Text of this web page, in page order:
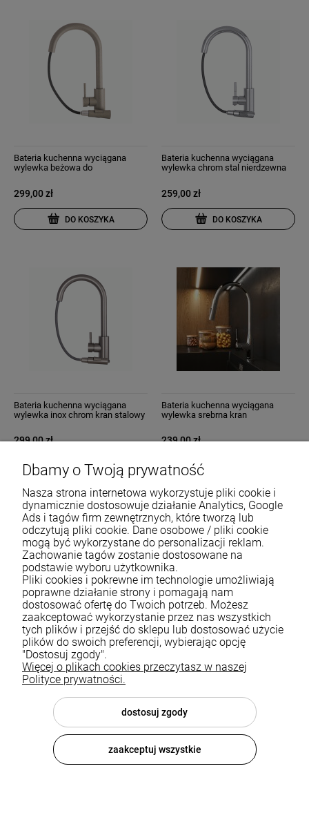
Bateria kuchenna wyciągana
wylewka beżowa do
299,00 zł
DO KOSZYKA
Bateria kuchenna wyciągana
wylewka chrom stal nierdzewna
259,00 zł
DO KOSZYKA
Bateria kuchenna wyciągana
wylewka inox chrom kran stalowy
299,00 zł
DO KOSZYKA
Bateria kuchenna wyciągana
wylewka srebrna kran
239,00 zł
Bateria kuchenna wyciągana
wylewka złota kran dwufunkcyjny
nowoczesny Fossa
289,00 zł
wylewką Fano chrom/czarna
Dbamy o Twoją prywatność
Nasza strona internetowa wykorzystuje pliki cookie i
dynamicznie dostosowuje działanie Analytics, Google
Ads i tagów firm zewnętrznych, które tworzą lub
odczytują pliki cookie. Dane osobowe / pliki cookie
mogą być wykorzystane do personalizacji reklam.
Zachowanie tagów zostanie dostosowane na
podstawie wyboru użytkownika.
Pliki cookies i pokrewne im technologie umożliwiają
poprawne działanie strony i pomagają nam
dostosować ofertę do Twoich potrzeb. Możesz
zaakceptować wykorzystanie przez nas wszystkich
tych plików i przejść do sklepu lub dostosować użycie
plików do swoich preferencji, wybierając opcję
"Dostosuj zgody".
Więcej o plikach cookies przeczytasz w naszej
Polityce prywatności.
dostosuj zgody
zaakceptuj wszystkie